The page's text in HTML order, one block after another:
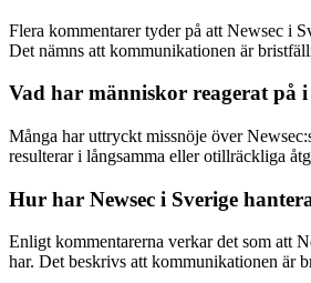
Flera kommentarer tyder på att Newsec i
Det nämns att kommunikationen är
Vad har människor reagerat på
Många har uttryckt missnöje över
resulterar i långsamma eller otillräckliga
Hur har Newsec i Sverige
Enligt kommentarerna verkar det som att
har. Det beskrivs att kommunikationen är